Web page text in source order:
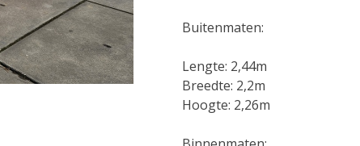
Buitenmaten:
Lengte: 2,44m
Breedte: 2,2m
Hoogte: 2,26m